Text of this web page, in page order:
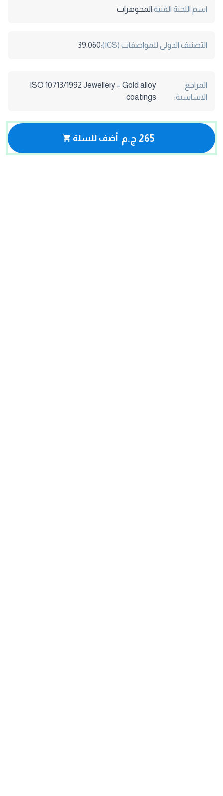
اسم اللجنة الفنية:المجوهرات
التصنيف الدولى للمواصفات (ICS): 39.060
المراجع
الاساسية:
ISO 10713/1992 Jewellery – Gold alloy
coatings
265 ج.م أضف للسلة